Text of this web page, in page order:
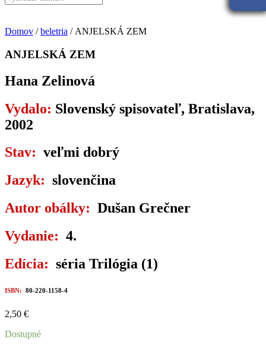
Domov /beletria / ANJELSKÁ ZEM
ANJELSKÁ ZEM
Hana Zelinová
Vydalo: Slovenský spisovateľ, Bratislava,
2002
Stav: veľmi dobrý
Jazyk: slovenčina
Autor obálky: Dušan Grečner
Vydanie: 4.
Edícia: séria Trilógia (1)
ISBN: 80-220-1158-4
2,50 €
Dostupné